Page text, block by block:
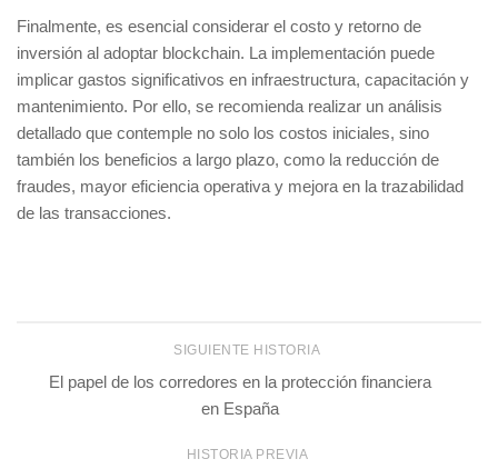
Finalmente, es esencial considerar el costo y retorno de
inversión al adoptar blockchain. La implementación puede
implicar gastos significativos en infraestructura, capacitación y
mantenimiento. Por ello, se recomienda realizar un análisis
detallado que contemple no solo los costos iniciales, sino
también los beneficios a largo plazo, como la reducción de
fraudes, mayor eficiencia operativa y mejora en la trazabilidad
de las transacciones.
SIGUIENTE HISTORIA
El papel de los corredores en la protección financiera
en España
HISTORIA PREVIA